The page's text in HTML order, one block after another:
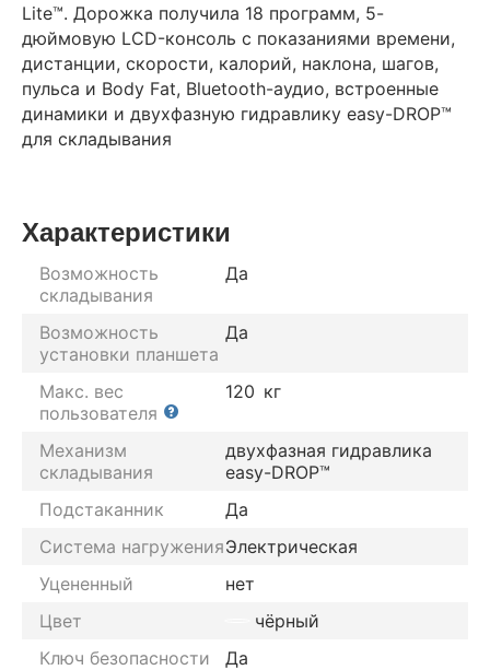
Lite™. Дорожка получила 18 программ, 5-
дюймовую LCD-консоль с показаниями времени,
дистанции, скорости, калорий, наклона, шагов,
пульса и Body Fat, Bluetooth-аудио, встроенные
динамики и двухфазную гидравлику easy-DROP™
для складывания
Характеристики
Возможность
складывания
Да
Возможность
установки планшета
Да
Макс. вес
пользователя
120 кг
Механизм
складывания
двухфазная гидравлика
easy-DROP™
Подстаканник
Да
Система нагруженияЭлектрическая
Уцененный
нет
Цвет
чёрный
Ключ безопасности
Да